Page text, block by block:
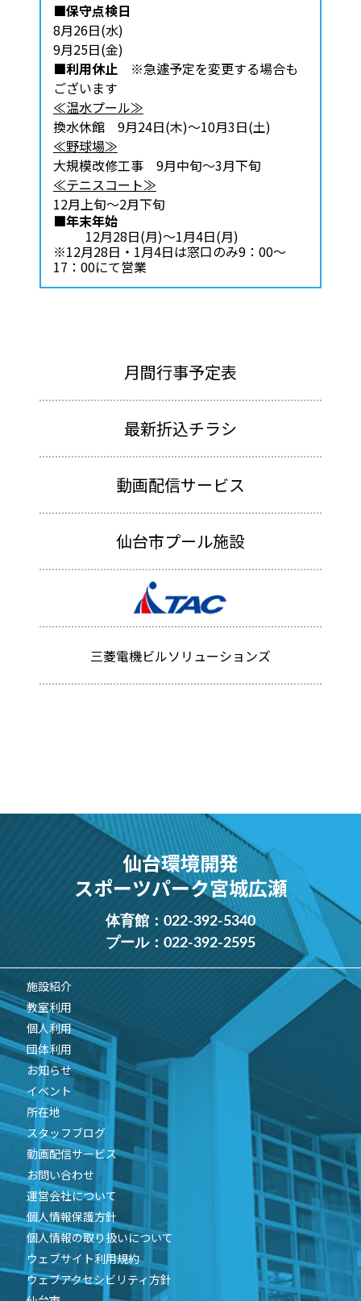
■保守点検日
8月26日(水)
9月25日(金)
■利用休止 ※急遽予定を変更する場合も
ございます
≪温水プール≫
換水休館 9月24日(木)～10月3日(土)
≪野球場≫
大規模改修工事 9月中旬～3月下旬
≪テニスコート≫
12月上旬～2月下旬
■年末年始
12月28日(月)～1月4日(月)
※12月28日・1月4日は窓口のみ9：00～
17：00にて営業
月間行事予定表
最新折込チラシ
動画配信サービス
仙台市プール施設
三菱電機ビルソリューションズ
仙台環境開発
スポーツパーク宮城広瀬
体育館： 022-392-5340
プール： 022-392-2595
施設紹介
教室利用
個人利用
団体利用
お知らせ
イベント
所在地
スタッフブログ
動画配信サービス
お問い合わせ
運営会社について
個人情報保護方針
個人情報の取り扱いについて
ウェブサイト利用規約
ウェブアクセシビリティ方針